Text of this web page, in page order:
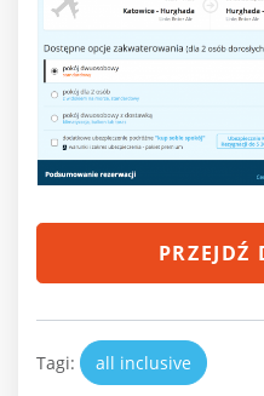
PRZEJDŹ
Tagi: all inclusive